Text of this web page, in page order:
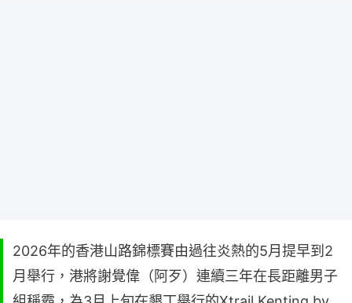
2026年的香港山路錦標賽由過往炎熱的5月提早到2
月舉行，港將謝覺偉（阿歹）連續三年在長距離男子